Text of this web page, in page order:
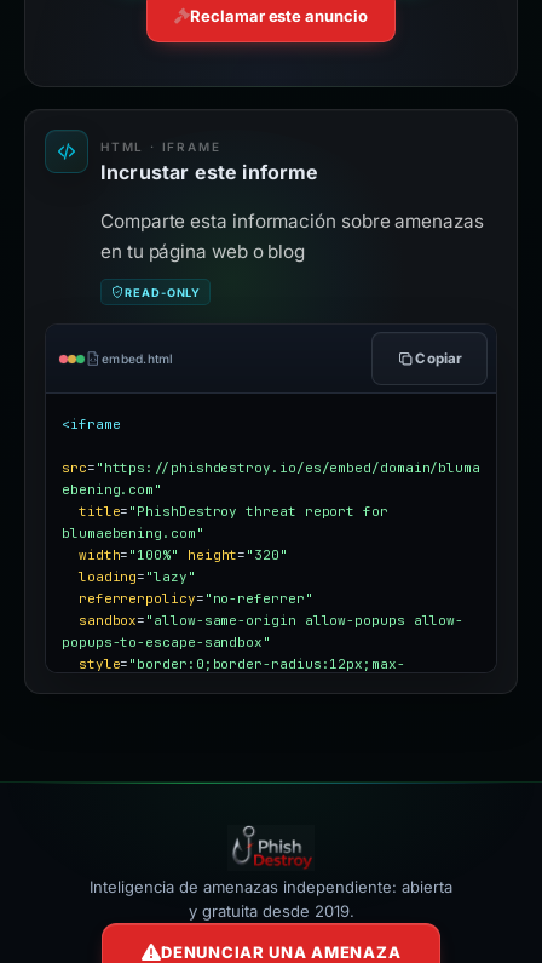
Reclamar este anuncio
HTML · IFRAME
Incrustar este informe
Comparte esta información sobre amenazas
en tu página web o blog
READ-ONLY
embed.html Copiar
<iframe
src= "https://phishdestroy.io/es/embed/domain/bluma
ebening.com"
title= "PhishDestroy threat report for
blumaebening.com"
width= "100%" height= "320"
loading= "lazy"
referrerpolicy= "no-referrer"
sandbox= "allow-same-origin allow-popups allow-
popups-to-escape-sandbox"
style= "border:0;border-radius:12px;max-
Inteligencia de amenazas independiente: abierta
y gratuita desde 2019.
DENUNCIAR UNA AMENAZA